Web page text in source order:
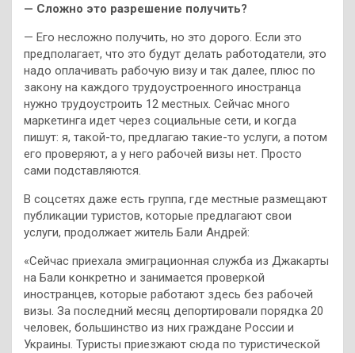
— Сложно это разрешение получить?
— Его несложно получить, но это дорого. Если это
предполагает, что это будут делать работодатели, это
надо оплачивать рабочую визу и так далее, плюс по
закону на каждого трудоустроенного иностранца
нужно трудоустроить 12 местных. Сейчас много
маркетинга идет через социальные сети, и когда
пишут: я, такой-то, предлагаю такие-то услуги, а потом
его проверяют, а у него рабочей визы нет. Просто
сами подставляются.
В соцсетях даже есть группа, где местные размещают
публикации туристов, которые предлагают свои
услуги, продолжает житель Бали Андрей:
«Сейчас приехала эмиграционная служба из Джакарты
на Бали конкретно и занимается проверкой
иностранцев, которые работают здесь без рабочей
визы. За последний месяц депортировали порядка 20
человек, большинство из них граждане России и
Украины. Туристы приезжают сюда по туристической